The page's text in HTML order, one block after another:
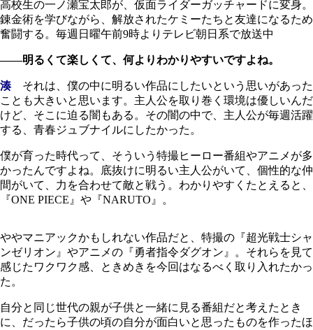
高校生の一ノ瀬宝太郎が、仮面ライダーガッチャードに変身。
錬金術を学びながら、解放されたケミーたちと友達になるため
奮闘する。毎週日曜午前9時よりテレビ朝日系で放送中
――明るくて楽しくて、何よりわかりやすいですよね。
湊それは、僕の中に明るい作品にしたいという思いがあった
ことも大きいと思います。主人公を取り巻く環境は優しいんだ
けど、そこに迫る闇もある。その闇の中で、主人公が毎週活躍
する、青春ジュブナイルにしたかった。
僕が育った時代って、そういう特撮ヒーロー番組やアニメが多
かったんですよね。底抜けに明るい主人公がいて、個性的な仲
間がいて、力を合わせて敵と戦う。わかりやすくたとえると、
『ONE PIECE』や『NARUTO』。
ややマニアックかもしれない作品だと、特撮の『超光戦士シャ
ンゼリオン』やアニメの『勇者指令ダグオン』。それらを見て
感じたワクワク感、ときめきを今回はなるべく取り入れたかっ
た。
自分と同じ世代の親が子供と一緒に見る番組だと考えたとき
に、だったら子供の頃の自分が面白いと思ったものを作ったほ